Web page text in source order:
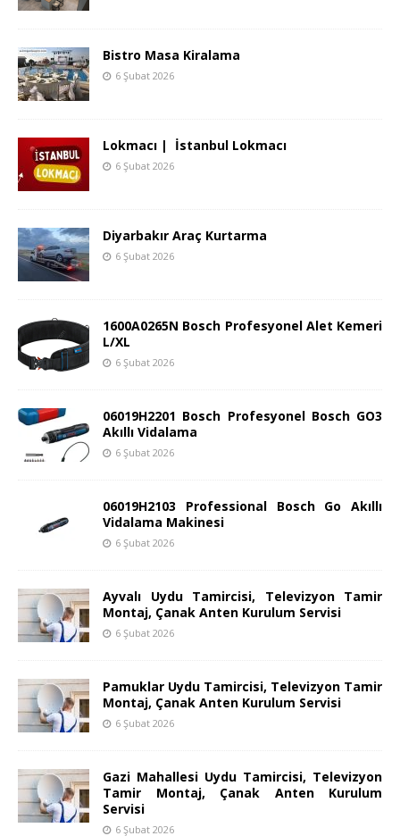
Bistro Masa Kiralama
6 Şubat 2026
Lokmacı | İstanbul Lokmacı
6 Şubat 2026
Diyarbakır Araç Kurtarma
6 Şubat 2026
1600A0265N Bosch Profesyonel Alet Kemeri
L/XL
6 Şubat 2026
06019H2201 Bosch Profesyonel Bosch GO3
Akıllı Vidalama
6 Şubat 2026
06019H2103 Professional Bosch Go Akıllı
Vidalama Makinesi
6 Şubat 2026
Ayvalı Uydu Tamircisi, Televizyon Tamir
Montaj, Çanak Anten Kurulum Servisi
6 Şubat 2026
Pamuklar Uydu Tamircisi, Televizyon Tamir
Montaj, Çanak Anten Kurulum Servisi
6 Şubat 2026
Gazi Mahallesi Uydu Tamircisi, Televizyon
Tamir Montaj, Çanak Anten Kurulum
Servisi
6 Şubat 2026